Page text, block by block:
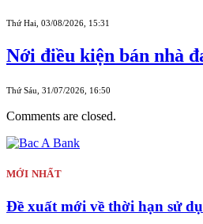
Thứ Hai, 03/08/2026, 15:31
Nới điều kiện bán nhà
Thứ Sáu, 31/07/2026, 16:50
Comments are closed.
MỚI NHẤT
Đề xuất mới về thời hạn sử